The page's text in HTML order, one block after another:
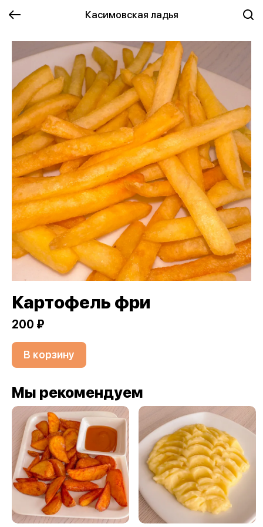
Касимовская ладья
Картофель фри
200 ₽
В корзину
Мы рекомендуем